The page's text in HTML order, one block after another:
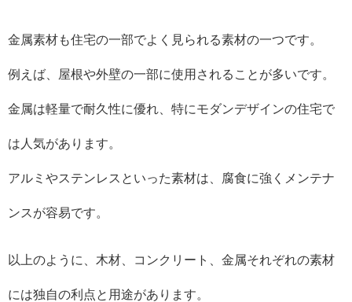
金属素材も住宅の一部でよく見られる素材の一つです。
例えば、屋根や外壁の一部に使用されることが多いです。
金属は軽量で耐久性に優れ、特にモダンデザインの住宅で
は人気があります。
アルミやステンレスといった素材は、腐食に強くメンテナ
ンスが容易です。
以上のように、木材、コンクリート、金属それぞれの素材
には独自の利点と用途があります。